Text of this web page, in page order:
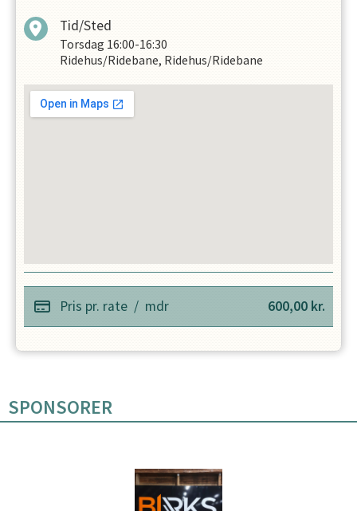
Tid/Sted
Torsdag 16:00-16:30
Ridehus/Ridebane, Ridehus/Ridebane
Pris pr. rate/ mdr 600,00 kr.
SPONSORER